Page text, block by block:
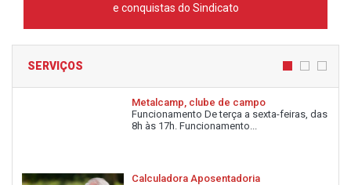
e conquistas do Sindicato
SERVIÇOS
Metalcamp, clube de campo
Funcionamento De terça a sexta-feiras, das
8h às 17h. Funcionamento...
Calculadora Aposentadoria